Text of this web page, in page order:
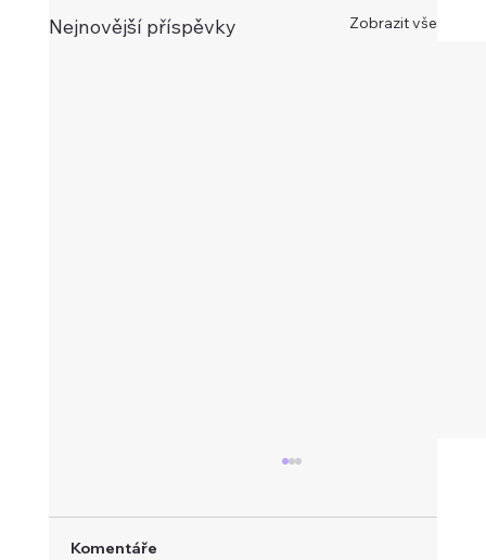
Nejnovější příspěvky Zobrazit vše
Komentáře